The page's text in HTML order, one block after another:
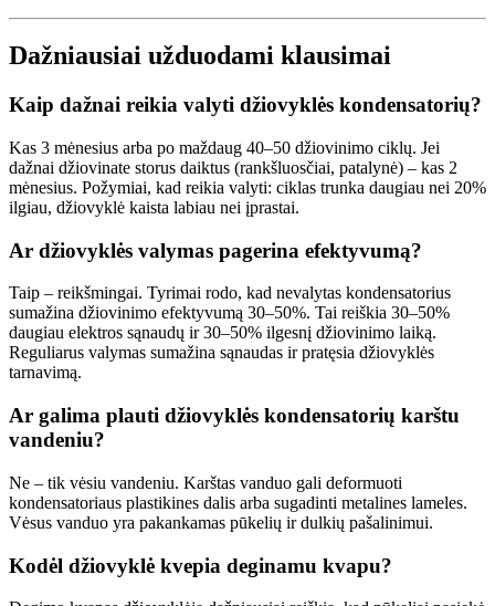
Dažniausiai užduodami klausimai
Kaip dažnai reikia valyti džiovyklės kondensatorių?
Kas 3 mėnesius arba po maždaug 40–50 džiovinimo ciklų. Jei
dažnai džiovinate storus daiktus (rankšluosčiai, patalynė) – kas 2
mėnesius. Požymiai, kad reikia valyti: ciklas trunka daugiau nei 20%
ilgiau, džiovyklė kaista labiau nei įprastai.
Ar džiovyklės valymas pagerina efektyvumą?
Taip – reikšmingai. Tyrimai rodo, kad nevalytas kondensatorius
sumažina džiovinimo efektyvumą 30–50%. Tai reiškia 30–50%
daugiau elektros sąnaudų ir 30–50% ilgesnį džiovinimo laiką.
Reguliarus valymas sumažina sąnaudas ir pratęsia džiovyklės
tarnavimą.
Ar galima plauti džiovyklės kondensatorių karštu
vandeniu?
Ne – tik vėsiu vandeniu. Karštas vanduo gali deformuoti
kondensatoriaus plastikines dalis arba sugadinti metalines lameles.
Vėsus vanduo yra pakankamas pūkelių ir dulkių pašalinimui.
Kodėl džiovyklė kvepia deginamu kvapu?